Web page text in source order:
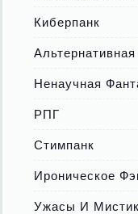
Киберпанк
Ненаучная
РПГ
Стимпанк
Ироническое
Ужасы И